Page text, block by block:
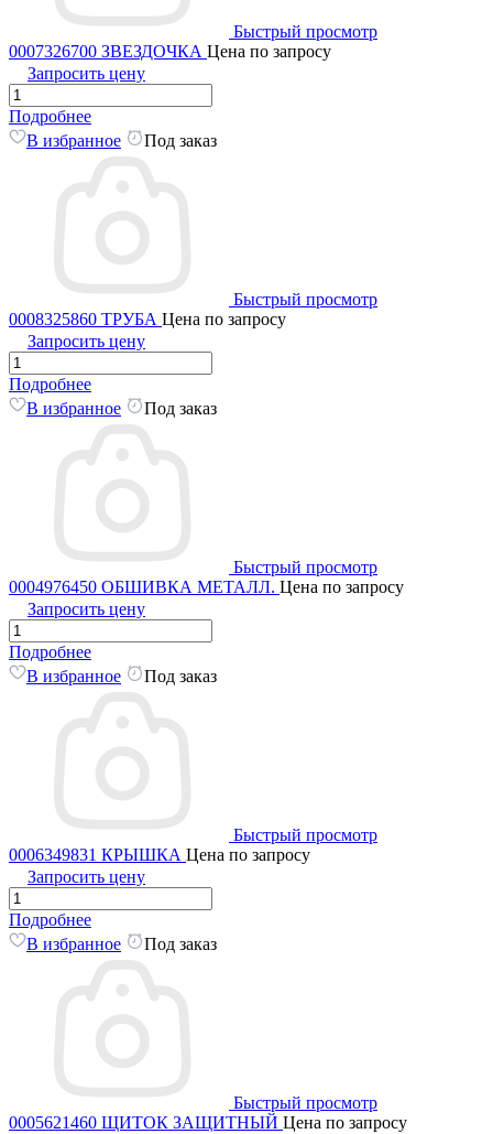
Быстрый просмотр
0007326700 ЗВЕЗДОЧКА Цена по запросу
Запросить цену
Подробнее
В избранное
Под заказ
Быстрый просмотр
0008325860 ТРУБА Цена по запросу
Запросить цену
Подробнее
В избранное
Под заказ
Быстрый просмотр
0004976450 ОБШИВКА МЕТАЛЛ. Цена по запросу
Запросить цену
Подробнее
В избранное
Под заказ
Быстрый просмотр
0006349831 КРЫШКА Цена по запросу
Запросить цену
Подробнее
В избранное
Под заказ
Быстрый просмотр
0005621460 ЩИТОК ЗАЩИТНЫЙ Цена по запросу